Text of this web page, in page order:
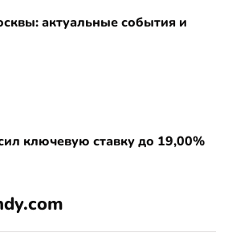
актуальные события и
ключевую ставку до 19,00%